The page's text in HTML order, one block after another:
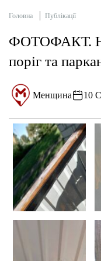
Головна Публікації
ФОТОФАКТ.
поріг та
Менщина 10